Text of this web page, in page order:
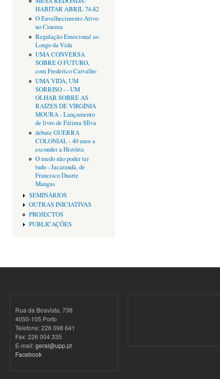
HABITAR ABRIL 74-82
O Envelhecimento Ativo
no Cinema
Regulação Emocional ao
Longo da Vida
UMA CONVERSA
SOBRE O FUTURO,
com Frederico Carvalho
UMA VIDA, UM
SORRISO - - UM
OLHAR SOBRE AS
RAÍZES DE VIRGÍNIA
MOURA - Lançamento
de livro de Fátima SIlva
debate GUERRA
COLONIAL - 40 anos a
esconder a História
O medo não poder ter
tudo - Jacarandá, de
Francisco Duarte
Mangas
SEMINÁRIOS
OUTRAS INICIATIVAS
PROJECTOS
PUBLICAÇÕES
Rua da Boavista, 736
4050-105 Porto
Telefone: 226 098 641
Fax: 226 004 335
E-mail:geral@upp.pt
Facebook